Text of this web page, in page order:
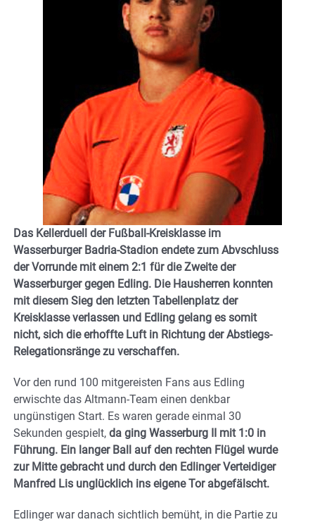
Das Kellerduell der Fußball-Kreisklasse im
Wasserburger Badria-Stadion endete zum Abvschluss
der Vorrunde mit einem 2:1 für die Zweite der
Wasserburger gegen Edling. Die Hausherren konnten
mit diesem Sieg den letzten Tabellenplatz der
Kreisklasse verlassen und Edling gelang es somit
nicht, sich die erhoffte Luft in Richtung der Abstiegs-
Relegationsränge zu verschaffen.
Vor den rund 100 mitgereisten Fans aus Edling
erwischte das Altmann-Team einen denkbar
ungünstigen Start. Es waren gerade einmal 30
Sekunden gespielt, da ging Wasserburg II mit 1:0 in
Führung. Ein langer Ball auf den rechten Flügel wurde
zur Mitte gebracht und durch den Edlinger Verteidiger
Manfred Lis unglücklich ins eigene Tor abgefälscht.
Edlinger war danach sichtlich bemüht, in die Partie zu